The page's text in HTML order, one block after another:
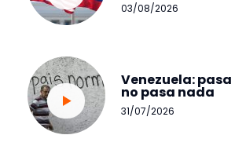
03/08/2026
Venezuela:
no pasa nada
31/07/2026